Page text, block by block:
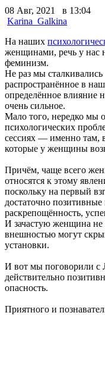
08 Авг, 2021 в 13:04
Karina_Galkina
На наших
женщинами, речь у нас
феминизм.
Не раз мы сталкивались
распространённое в
определённое влияние
очень сильное.
Мало того, нередко мы
психологических
сессиях — именно там,
которые у женщины
Причём, чаще всего
относятся к этому
поскольку на первый
достаточно
раскрепощённость,
И зачастую женщина не
внешностью могут
установки.
И вот мы поговорили с
действительно
опасность.
Приятного и